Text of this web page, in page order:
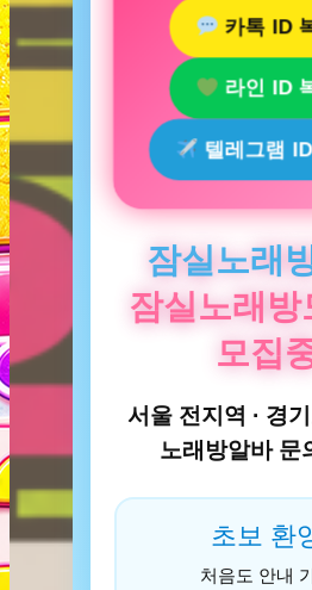
카톡 ID
라인 ID
텔레그램
잠실노래
잠실노래방
모집
서울 전지역 · 경
노래방알바 문
초보 환
처음도 안내